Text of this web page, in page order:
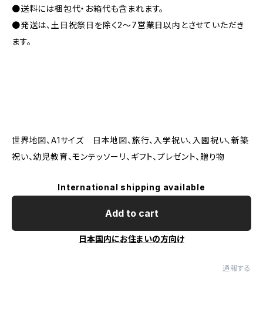
●送料には梱包代・お箱代も含まれます。
●発送は、土日祝祭日を除く2～7営業日以内とさせていただき
ます。
世界地図、A1サイズ 日本地図、旅行、入学祝い、入園祝い、新築
祝い、幼児教育、モンテッソーリ、ギフト、プレゼント、贈り物
International shipping available
Add to cart
日本国内にお住まいの方向け
通報する